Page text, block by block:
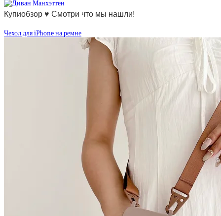
Купиобзор ♥ Смотри что мы нашли!
Чехол для iPhone на ремне